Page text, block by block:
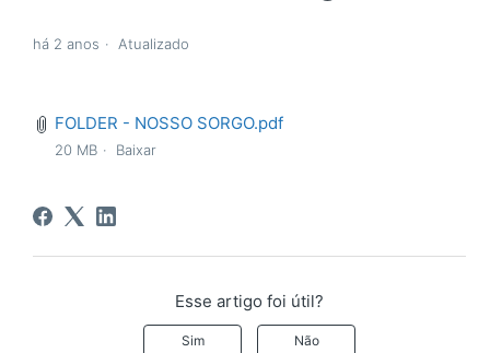
há 2 anos Atualizado
FOLDER - NOSSO SORGO.pdf
20 MB Baixar
Esse artigo foi útil?
Sim Não